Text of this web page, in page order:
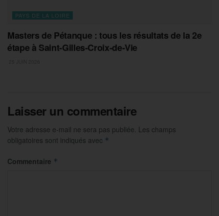
PAYS DE LA LOIRE
Masters de Pétanque : tous les résultats de la 2e
étape à Saint-Gilles-Croix-de-Vie
Laisser un commentaire
Votre adresse e-mail ne sera pas publiée. Les champs
obligatoires sont indiqués avec *
Commentaire *